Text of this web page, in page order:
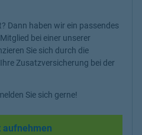
Dann haben wir ein passendes
bei einer unserer
Sie sich durch die
Zusatzversicherung bei der
Sie sich gerne!
aufnehmen